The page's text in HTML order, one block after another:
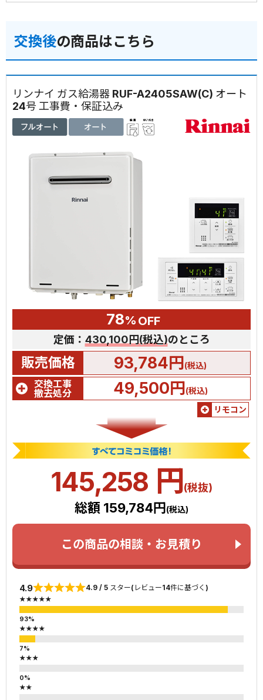
交換後の商品はこちら
リンナイ ガス給湯器 RUF-A2405SAW(C) オート
24号 工事費・保証込み
78% OFF
定価： 430,100円(税込)のところ
販売価格 93,784円(税込)
交換工事
撤去処分
49,500円(税込)
リモコン
145,258 円(税抜)
総額 159,784円 (税込)
この商品の相談・お見積り
4.9 4.9 / 5 スター(レビュー14件に基づく)
★★★★★
★★★★
★★★
★★